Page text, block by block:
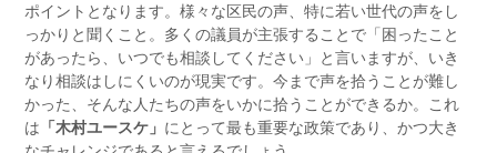
ポイントとなります。様々な区民の声、特に若い世代の声をし
っかりと聞くこと。多くの議員が主張することで「困ったこと
があったら、いつでも相談してください」と言いますが、いき
なり相談はしにくいのが現実です。今まで声を拾うことが難し
かった、そんな人たちの声をいかに拾うことができるか。これ
は 「木村ユースケ」 にとって最も重要な政策であり、かつ大き